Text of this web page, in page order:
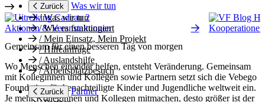
Zurück
Was wir tun
/Was wir tun
/Wie es funktioniert
/Mein Einsatz, Mein Projekt
/Hilfeanfrage
/Auslandshilfe
/Arbeitsplatzbesuch
Zurück
Partner
Aktionen & Veranstaltungen
Gemeinsam für einen besseren Tag von morgen
Wo Menschen einander helfen, entsteht Veränderung. Gemeinsam
mit Kolleginnen und Kollegen sowie Partnern setzt sich die Vebego
Foundation für benachteiligte Kinder und Jugendliche weltweit ein.
Je mehr Kolleginnen und Kollegen mitmachen, desto größer ist der